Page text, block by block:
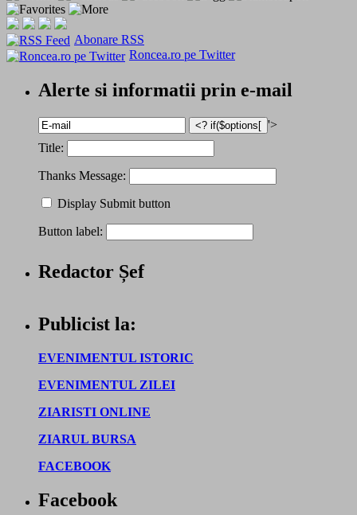
Abonare RSS
Roncea.ro pe Twitter
Alerte si informatii prin e-mail
'>
Title:
Thanks Message:
Display Submit button
Button label:
Redactor Șef
Publicist la:
EVENIMENTUL ISTORIC
EVENIMENTUL ZILEI
ZIARISTI ONLINE
ZIARUL BURSA
FACEBOOK
Facebook